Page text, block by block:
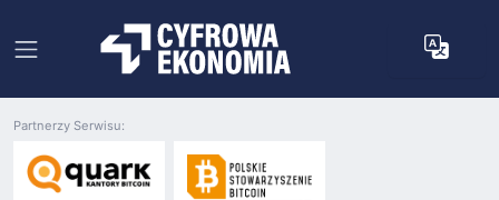
Partnerzy Serwisu: